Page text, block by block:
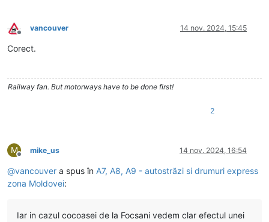
Deconectat
vancouver 14 nov. 2024, 15:45
Corect.
Railway fan. But motorways have to be done first!
2
M
Deconectat
mike_us 14 nov. 2024, 16:54
@vancouver a spus în A7, A8, A9 - autostrăzi si drumuri express
zona Moldovei:
Iar in cazul cocoasei de la Focsani vedem clar efectul unei